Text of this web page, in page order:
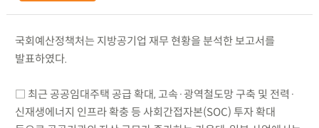
국회예산정책처는 지방공기업 재무 현황을 분석한 보고서를
발표하였다.
□ 최근 공공임대주택 공급 확대, 고속·광역철도망 구축 및 전력·
신재생에너지 인프라 확충 등 사회간접자본(SOC) 투자 확대